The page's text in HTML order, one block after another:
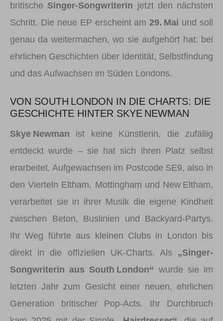
britische Singer-Songwriterin jetzt den nächsten
Schritt. Die neue EP erscheint am29. Mai und soll
genau da weitermachen, wo sie aufgehört hat: bei
ehrlichen Geschichten über Identität, Selbstfindung
und das Aufwachsen im Süden Londons.
VON SOUTH LONDON IN DIE CHARTS: DIE
GESCHICHTE HINTER SKYE NEWMAN
Skye Newman ist keine Künstlerin, die zufällig
entdeckt wurde – sie hat sich ihren Platz selbst
erarbeitet. Aufgewachsen im Postcode SE9, also in
den Vierteln Eltham, Mottingham und New Eltham,
verarbeitet sie in ihrer Musik die eigene Kindheit
zwischen Beton, Buslinien und Backyard‑Partys.
Ihr Weg führte aus kleinen Clubs in London bis
direkt in die offiziellen UK‑Charts. Als „Singer-
Songwriterin aus South London“ wurde sie im
letzten Jahr zum Gesicht einer neuen, ehrlichen
Generation britischer Pop‑Acts. Ihr Durchbruch